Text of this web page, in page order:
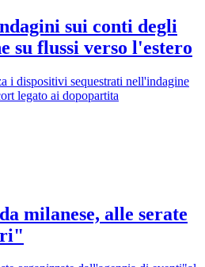
sui conti degli
su flussi verso l'estero
i dispositivi sequestrati nell'indagine
legato ai dopopartita
milanese, alle serate